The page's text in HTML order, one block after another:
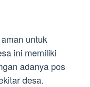
untuk
ini memiliki
adanya pos
desa.